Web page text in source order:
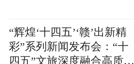
“辉煌‘十四五’‘赣’出新精
彩”系列新闻发布会：“十
四五”文旅深度融合高质量